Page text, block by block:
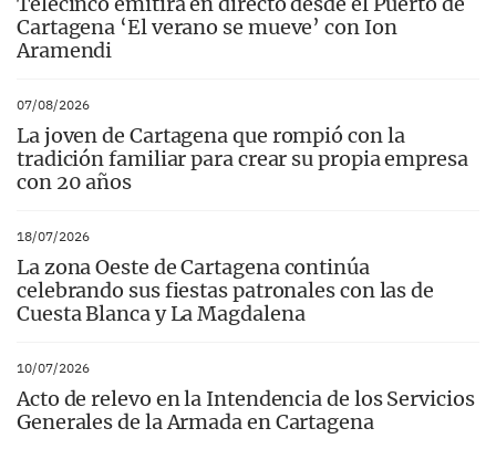
Cartagena ‘El verano se mueve’ con Ion
Aramendi
07/08/2026
La joven de Cartagena que rompió con la
tradición familiar para crear su propia empresa
con 20 años
18/07/2026
La zona Oeste de Cartagena continúa
celebrando sus fiestas patronales con las de
Cuesta Blanca y La Magdalena
10/07/2026
Acto de relevo en la Intendencia de los Servicios
Generales de la Armada en Cartagena